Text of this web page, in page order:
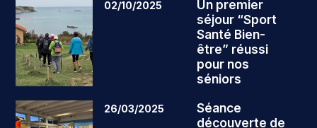
02/10/2025
Un premier
séjour “Sport
Santé Bien-
être” réussi
pour nos
séniors
26/03/2025
Séance
découverte de